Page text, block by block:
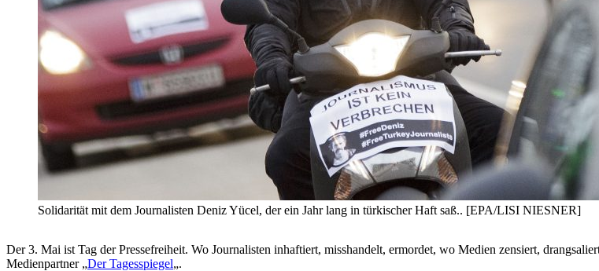
Solidarität mit dem Journalisten Deniz Yücel, der ein Jahr lang in türkischer Haft saß.. [EPA/LISI NIESNER]
Der 3. Mai ist Tag der Pressefreiheit. Wo Journalisten inhaftiert, misshandelt, ermordet, wo Medien zensiert,
Medienpartner „Der Tagesspiegel„.